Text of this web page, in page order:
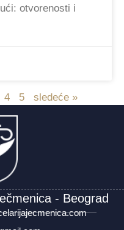
otvorenosti i
4 5 sledeće »
- Beograd